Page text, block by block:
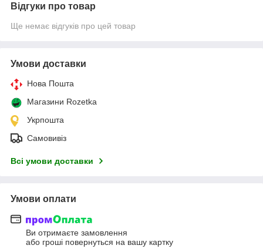
Відгуки про товар
Ще немає відгуків про цей товар
Умови доставки
Нова Пошта
Магазини Rozetka
Укрпошта
Самовивіз
Всі умови доставки
Умови оплати
Ви отримаєте замовлення
або гроші повернуться на вашу картку